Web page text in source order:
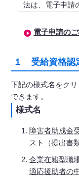
法は、電子申請
電子申請の
１ 受給資格認
下記の様式名をク
できます。
様式名
障害者助成金
スト（提出書
企業在籍型職
適応援助者の